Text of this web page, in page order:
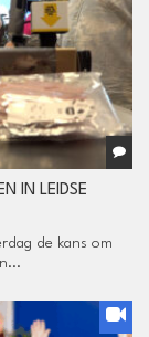
IN LEIDSE
de kans om